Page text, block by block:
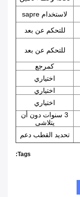
لاستخدام sapre
للتحكم عن بعد
للتحكم عن بعد
كمرجع
اختياري
اختياري
اختياري
3 سنوات دون أن
يتلاشى
تحديد القطب دعم
Tags: